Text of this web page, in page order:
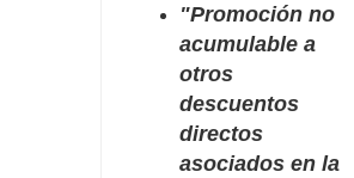
"Promoción no
acumulable a
otros
descuentos
directos
asociados en la